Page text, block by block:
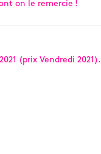
on le remercie !
(prix Vendredi 2021).